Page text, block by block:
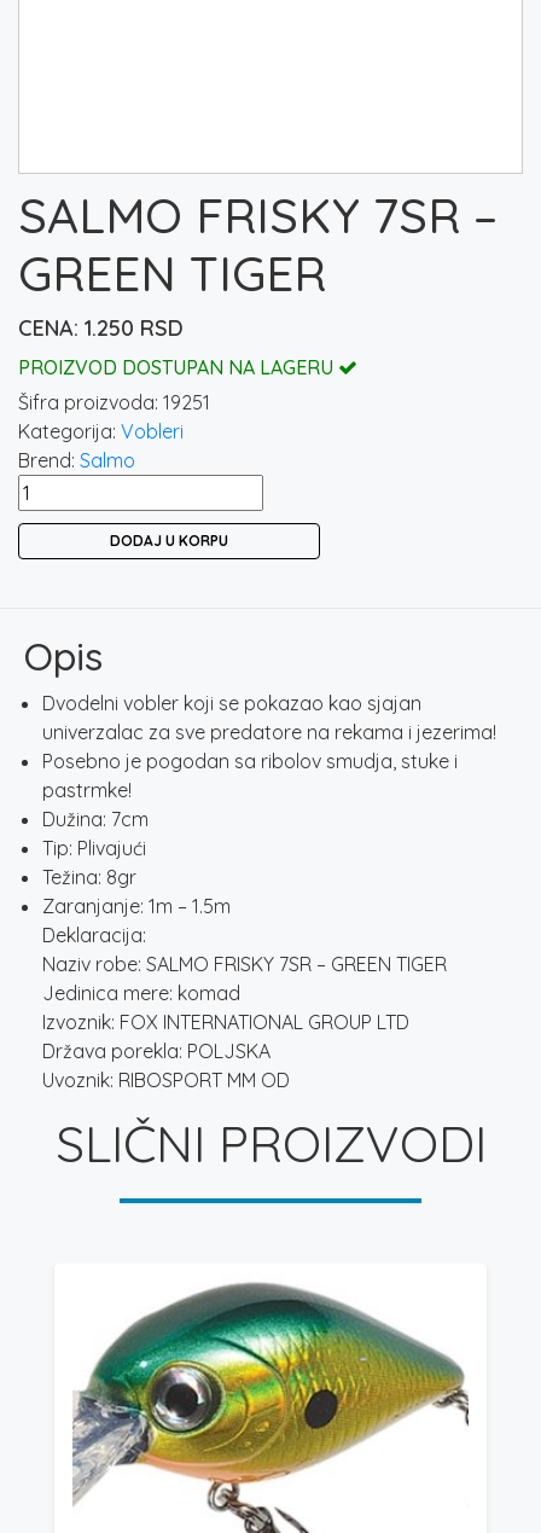
SALMO FRISKY 7SR –
GREEN TIGER
1.250 RSD
PROIZVOD DOSTUPAN NA LAGERU
Šifra proizvoda: 19251
Kategorija: Vobleri
Brend: Salmo
SALMO
FRISKY
količina
DODAJ U KORPU
Opis
Dvodelni vobler koji se pokazao kao sjajan
univerzalac za sve predatore na rekama i jezerima!
Posebno je pogodan sa ribolov smudja, stuke i
pastrmke!
Dužina: 7cm
Tip: Plivajući
Težina: 8gr
Zaranjanje: 1m – 1.5m
Deklaracija:
Naziv robe: SALMO FRISKY 7SR – GREEN TIGER
Jedinica mere: komad
Izvoznik: FOX INTERNATIONAL GROUP LTD
Država porekla: POLJSKA
Uvoznik: RIBOSPORT MM OD
SLIČNI PROIZVODI